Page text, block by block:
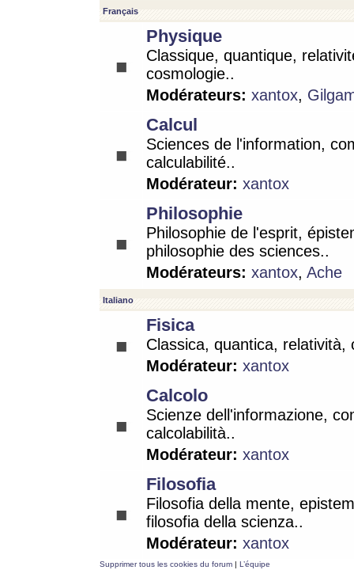
Français
Physique
Classique, quantique,
cosmologie..
Modérateurs: xantox,
Calcul
Sciences de l'information,
calculabilité..
Modérateur: xantox
Philosophie
Philosophie de l'esprit,
philosophie des sciences..
Modérateurs: xantox, Ache
Italiano
Fisica
Classica, quantica, relatività,
Modérateur: xantox
Calcolo
Scienze dell'informazione,
calcolabilità..
Modérateur: xantox
Filosofia
Filosofia della mente,
filosofia della scienza..
Modérateur: xantox
Supprimer tous les cookies du forum | L’équipe